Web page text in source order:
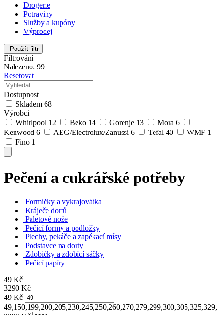
Drogerie
Potraviny
Služby a kupóny
Výprodej
Použít filtr
Filtrování
Nalezeno: 99
Resetovat
Dostupnost
Skladem 68
Výrobci
Whirlpool 12 Beko 14 Gorenje 13 Mora 6
Kenwood 6 AEG/Electrolux/Zanussi 6 Tefal 40 WMF 1
Fino 1
Pečení a cukrářské potřeby
Formičky a vykrajovátka
Kráječe dortů
Paletové nože
Pečicí formy a podložky
Plechy, pekáče a zapékací mísy
Podstavce na dorty
Zdobičky a zdobící sáčky
Pečicí papíry
49 Kč
3290 Kč
49 Kč